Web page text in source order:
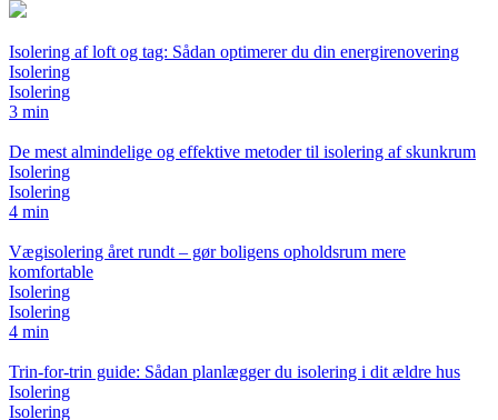
Isolering af loft og tag: Sådan optimerer du din energirenovering
Isolering
Isolering
3 min
De mest almindelige og effektive metoder til isolering af skunkrum
Isolering
Isolering
4 min
Vægisolering året rundt – gør boligens opholdsrum mere
komfortable
Isolering
Isolering
4 min
Trin-for-trin guide: Sådan planlægger du isolering i dit ældre hus
Isolering
Isolering